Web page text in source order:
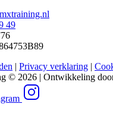
49
| Privacy verklaring |
© 2026 | Ontwikkeling